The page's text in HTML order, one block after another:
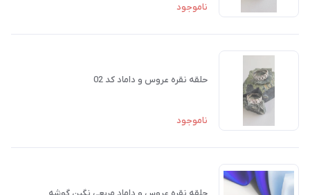
ناموجود
حلقه نقره عروس و داماد کد 02
ناموجود